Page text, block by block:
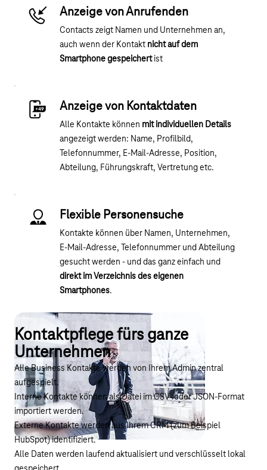
Anzeige von Anrufenden
Contacts zeigt Namen und Unternehmen an,
auch wenn der Kontakt nicht auf dem
Smartphone gespeichertist
Anzeige von Kontaktdaten
Alle Kontakte können mit individuellen Details
angezeigt werden: Name, Profilbild,
Telefonnummer, E-Mail-Adresse, Position,
Abteilung, Führungskraft, Vertretung etc.
Flexible Personensuche
Kontakte können über Namen, Unternehmen,
E-Mail-Adresse, Telefonnummer und Abteilung
gesucht werden - und das ganz einfach und
direkt im Verzeichnis des eigenen
Smartphones.
Kontaktpflege fürs ganze
Unternehmen
Alle Business Kontakte werden von Ihrem Admin zentral
aufgespielt.
Interne Kontakte können als Datei im CSV- oder JSON-Format
importiert werden.
Externe Kontakte werden aus Ihrem CRM (zum Beispiel
HubSpot) identifiziert.
Alle Daten werden laufend aktualisiert und verschlüsselt lokal